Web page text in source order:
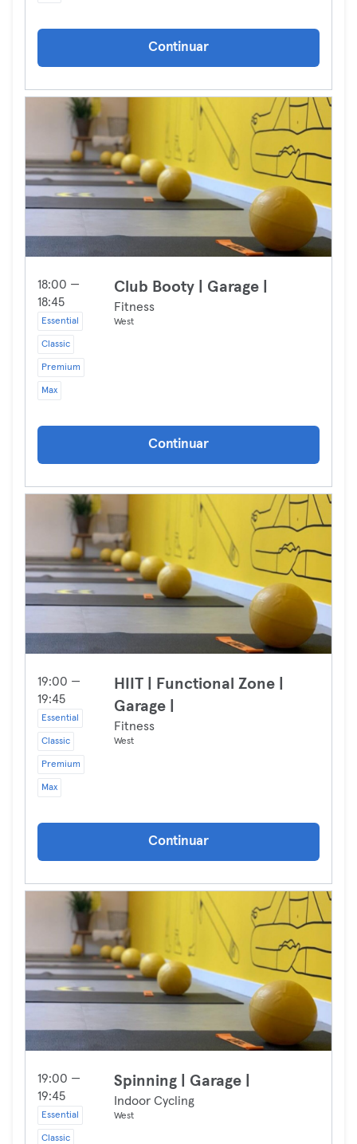
Continuar
18:00 —
18:45
Essential
Classic
Premium
Max
Club Booty | Garage |
Fitness
West
Continuar
19:00 —
19:45
Essential
Classic
Premium
Max
HIIT | Functional Zone |
Garage |
Fitness
West
Continuar
19:00 —
19:45
Essential
Classic
Spinning | Garage |
Indoor Cycling
West